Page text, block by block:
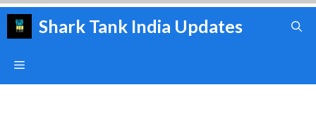
Skip
Shark Tank India Updates
Menu